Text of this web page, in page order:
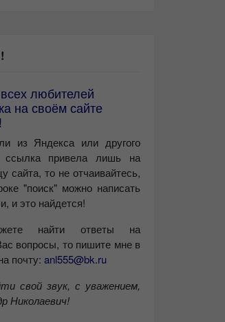
любителей
на своём сайте
из Яндекса или другого
ссылка привела лишь на
сайта, то не отчаивайтесь,
"поиск" можно написать
и это найдется!
найти ответы на
вопросы, то пишите мне в
почту: anl555@bk.ru
свой звук, с уважением,
Николаевич!